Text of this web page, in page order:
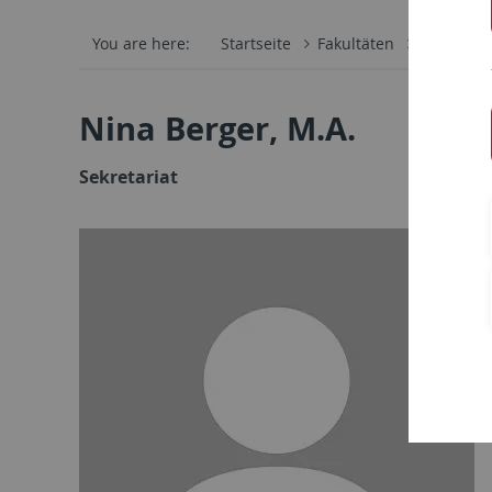
You are here: Startseite Fakultäten
Nina Berger, M.A.
Sekretariat